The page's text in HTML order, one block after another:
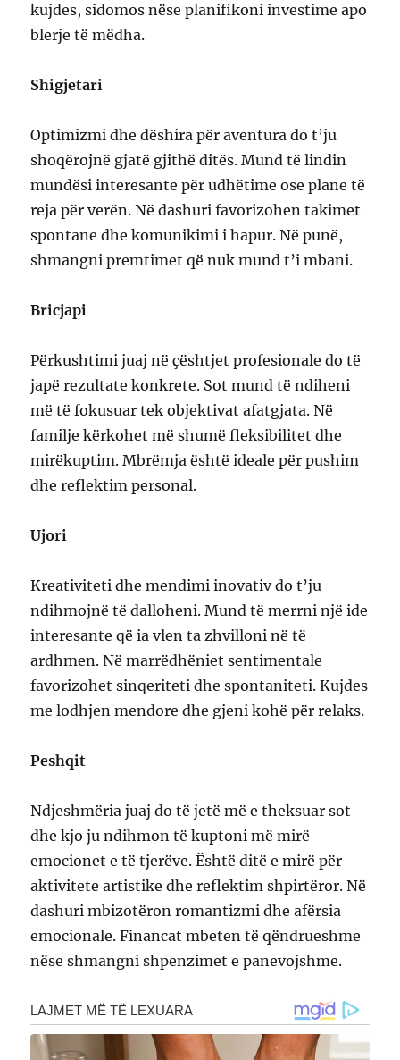
kujdes, sidomos nëse planifikoni investime apo
blerje të mëdha.
Shigjetari
Optimizmi dhe dëshira për aventura do t’ju
shoqërojnë gjatë gjithë ditës. Mund të lindin
mundësi interesante për udhëtime ose plane të
reja për verën. Në dashuri favorizohen takimet
spontane dhe komunikimi i hapur. Në punë,
shmangni premtimet që nuk mund t’i mbani.
Bricjapi
Përkushtimi juaj në çështjet profesionale do të
japë rezultate konkrete. Sot mund të ndiheni
më të fokusuar tek objektivat afatgjata. Në
familje kërkohet më shumë fleksibilitet dhe
mirëkuptim. Mbrëmja është ideale për pushim
dhe reflektim personal.
Ujori
Kreativiteti dhe mendimi inovativ do t’ju
ndihmojnë të dalloheni. Mund të merrni një ide
interesante që ia vlen ta zhvilloni në të
ardhmen. Në marrëdhëniet sentimentale
favorizohet sinqeriteti dhe spontaniteti. Kujdes
me lodhjen mendore dhe gjeni kohë për relaks.
Peshqit
Ndjeshmëria juaj do të jetë më e theksuar sot
dhe kjo ju ndihmon të kuptoni më mirë
emocionet e të tjerëve. Është ditë e mirë për
aktivitete artistike dhe reflektim shpirtëror. Në
dashuri mbizotëron romantizmi dhe afërsia
emocionale. Financat mbeten të qëndrueshme
nëse shmangni shpenzimet e panevojshme.